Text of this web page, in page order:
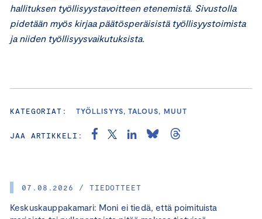
07.08.2026 / TIEDOTTEET
Keskuskauppakamari: Moni ei tiedä, että poimituista
hallituksen työllisyystavoitteen etenemistä. Sivustolla
pidetään myös kirjaa päätösperäisistä työllisyystoimista
ja niiden työllisyysvaikutuksista.
KATEGORIAT: TYÖLLISYYS, TALOUS, MUUT
JAA ARTIKKELI: